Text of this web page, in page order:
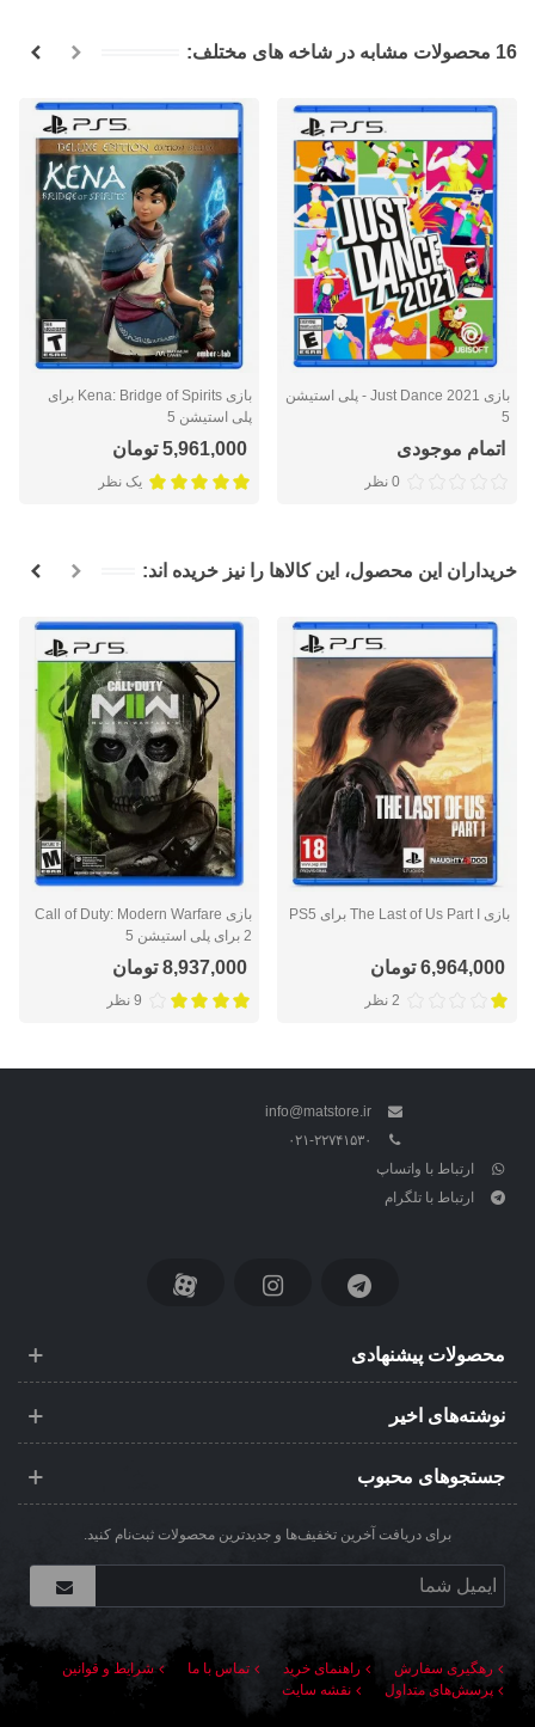
16 محصولات مشابه در شاخه های مختلف:
بازی Just Dance 2021 - پلی استیشن
5
اتمام موجودی
0 نظر
بازی Kena: Bridge of Spirits برای
پلی استیشن 5
5,961,000 تومان
یک نظر
خریداران این محصول، این کالاها را نیز خریده اند:
بازی The Last of Us Part I برای PS5
6,964,000 تومان
2 نظر
بازی Call of Duty: Modern Warfare
2 برای پلی استیشن 5
8,937,000 تومان
9 نظر
info@matstore.ir
۰۲۱-۲۲۷۴۱۵۳۰
ارتباط با واتساپ
ارتباط با تلگرام
محصولات پیشنهادی
نوشته‌های اخیر
جستجوهای محبوب
برای دریافت آخرین تخفیف‌ها و جدیدترین محصولات ثبت‌نام کنید.
رهگیری سفارش راهنمای خرید تماس با ما
شرایط و قوانین
پرسش‌های متداول
نقشه سایت